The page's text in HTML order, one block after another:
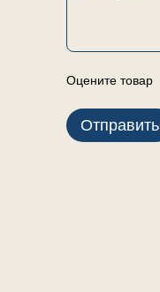
Оцените товар
Отправить